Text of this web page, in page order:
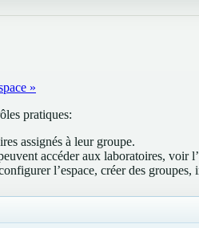
»
pratiques:
assignés à leur groupe.
accéder aux laboratoires, voir
l’espace, créer des